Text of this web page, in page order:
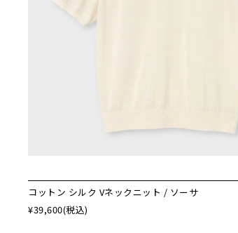
コットン シルク Vネックニット / ソーサ
¥39,600(税込)